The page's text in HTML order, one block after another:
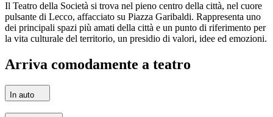
Il Teatro della Società si trova nel pieno centro della città, nel cuore
pulsante di Lecco, affacciato su Piazza Garibaldi. Rappresenta uno
dei principali spazi più amati della città e un punto di riferimento per
la vita culturale del territorio, un presidio di valori, idee ed emozioni.
Arriva comodamente a teatro
In auto